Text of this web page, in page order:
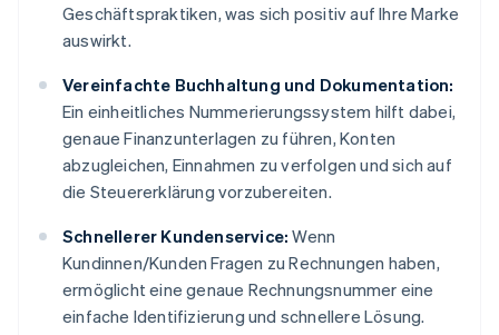
Geschäftspraktiken, was sich positiv auf Ihre Marke
auswirkt.
Vereinfachte Buchhaltung und Dokumentation:
Ein einheitliches Nummerierungssystem hilft dabei,
genaue Finanzunterlagen zu führen, Konten
abzugleichen, Einnahmen zu verfolgen und sich auf
die Steuererklärung vorzubereiten.
Schnellerer Kundenservice: Wenn
Kundinnen/Kunden Fragen zu Rechnungen haben,
ermöglicht eine genaue Rechnungsnummer eine
einfache Identifizierung und schnellere Lösung.